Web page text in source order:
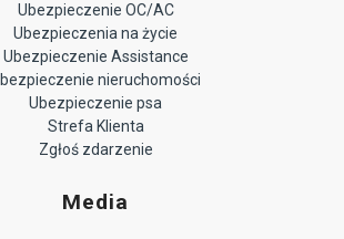
Ubezpieczenie OC/AC
Ubezpieczenia na życie
Ubezpieczenie Assistance
nieruchomości
Ubezpieczenie psa
Strefa Klienta
Zgłoś zdarzenie
Media